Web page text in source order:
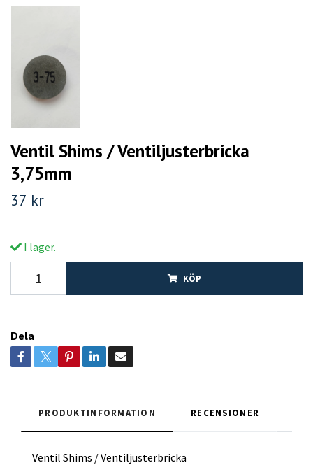
Ventil Shims / Ventiljusterbricka
3,75mm
37 kr
I lager.
KÖP
Dela
PRODUKTINFORMATION RECENSIONER
Ventil Shims / Ventiljusterbricka